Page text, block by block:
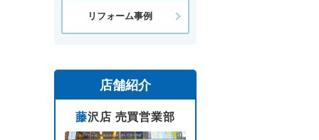
リフォーム事例
店舗紹介
藤沢店 売買営業部